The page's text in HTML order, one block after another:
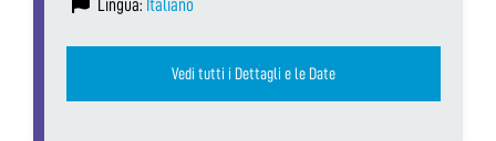
Lingua: Italiano
Vedi tutti i Dettagli e le Date